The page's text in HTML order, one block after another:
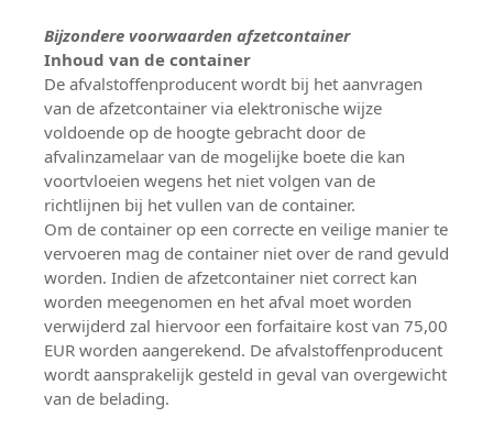
Bijzondere voorwaarden afzetcontainer
Inhoud van de container
De afvalstoffenproducent wordt bij het aanvragen
van de afzetcontainer via elektronische wijze
voldoende op de hoogte gebracht door de
afvalinzamelaar van de mogelijke boete die kan
voortvloeien wegens het niet volgen van de
richtlijnen bij het vullen van de container.
Om de container op een correcte en veilige manier te
vervoeren mag de container niet over de rand gevuld
worden. Indien de afzetcontainer niet correct kan
worden meegenomen en het afval moet worden
verwijderd zal hiervoor een forfaitaire kost van 75,00
EUR worden aangerekend. De afvalstoffenproducent
wordt aansprakelijk gesteld in geval van overgewicht
van de belading.